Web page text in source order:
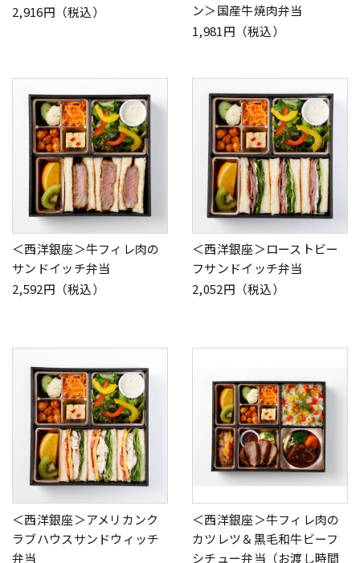
2,916円（税込）
ン＞国産牛焼肉弁当
1,981円（税込）
＜西洋銀座＞牛フィレ肉の
サンドイッチ弁当
2,592円（税込）
＜西洋銀座＞ローストビー
フサンドイッチ弁当
2,052円（税込）
＜西洋銀座＞アメリカンク
ラブハウスサンドウィッチ
弁当
＜西洋銀座＞牛フィレ肉の
カツレツ＆黒毛和牛ビーフ
シチュー弁当（お渡し時間